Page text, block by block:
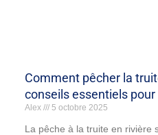
Comment pêcher la
conseils essentiels
Alex 5 octobre 2025
La pêche à la truite en rivière